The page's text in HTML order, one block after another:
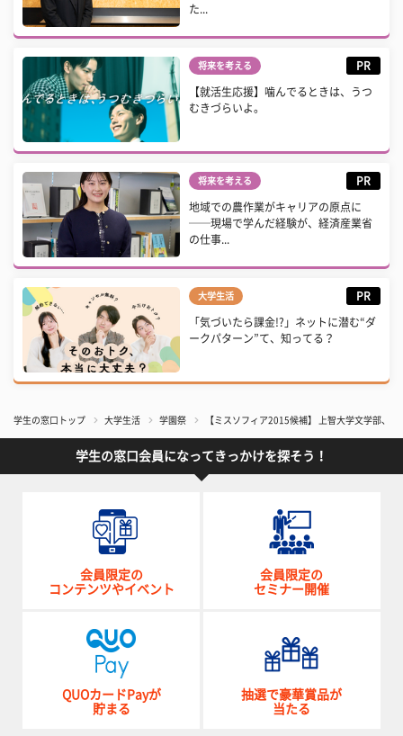
た...
将来を考える PR
【就活生応援】噛んでるときは、うつ
むきづらいよ。
将来を考える PR
地域での農作業がキャリアの原点に
──現場で学んだ経験が、経済産業省
の仕事...
大学生活 PR
「気づいたら課金!?」ネットに潜む“ダ
ークパターン”て、知ってる？
学生の窓口トップ 大学生活 学園祭 【ミスソフィア2015候補】 上智大学文学部、
学生の窓口会員になってきっかけを探そう！
会員限定の
コンテンツやイベント
会員限定の
セミナー開催
QUOカードPayが
貯まる
抽選で豪華賞品が
当たる